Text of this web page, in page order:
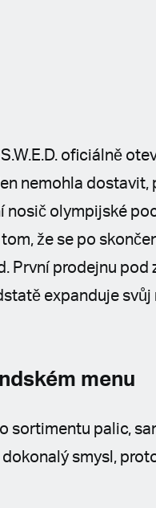
oficiálně
nemohla dostavit,
olympijské
že se po
prodejnu pod
expanduje
menu
sortimentu palic,
smysl,